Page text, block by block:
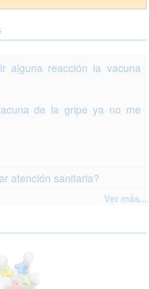
alguna reacción la vacuna
de la gripe ya no me
atención sanitaria?
Ver más...